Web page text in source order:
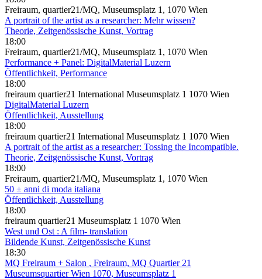
Freiraum, quartier21/MQ, Museumsplatz 1, 1070 Wien
A portrait of the artist as a researcher: Mehr wissen?
Theorie, Zeitgenössische Kunst, Vortrag
18:00
Freiraum, quartier21/MQ, Museumsplatz 1, 1070 Wien
Performance + Panel: DigitalMaterial Luzern
Öffentlichkeit, Performance
18:00
freiraum quartier21 International Museumsplatz 1 1070 Wien
DigitalMaterial Luzern
Öffentlichkeit, Ausstellung
18:00
freiraum quartier21 International Museumsplatz 1 1070 Wien
A portrait of the artist as a researcher: Tossing the Incompatible.
Theorie, Zeitgenössische Kunst, Vortrag
18:00
Freiraum, quartier21/MQ, Museumsplatz 1, 1070 Wien
50 ± anni di moda italiana
Öffentlichkeit, Ausstellung
18:00
freiraum quartier21 Museumsplatz 1 1070 Wien
West und Ost : A film- translation
Bildende Kunst, Zeitgenössische Kunst
18:30
MQ Freiraum + Salon , Freiraum, MQ Quartier 21
Museumsquartier Wien 1070, Museumsplatz 1